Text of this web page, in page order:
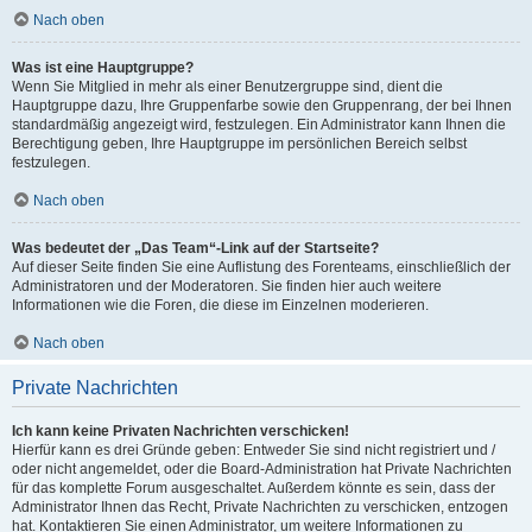
Nach oben
Was ist eine Hauptgruppe?
Wenn Sie Mitglied in mehr als einer Benutzergruppe sind, dient die
Hauptgruppe dazu, Ihre Gruppenfarbe sowie den Gruppenrang, der bei Ihnen
standardmäßig angezeigt wird, festzulegen. Ein Administrator kann Ihnen die
Berechtigung geben, Ihre Hauptgruppe im persönlichen Bereich selbst
festzulegen.
Nach oben
Was bedeutet der „Das Team“-Link auf der Startseite?
Auf dieser Seite finden Sie eine Auflistung des Forenteams, einschließlich der
Administratoren und der Moderatoren. Sie finden hier auch weitere
Informationen wie die Foren, die diese im Einzelnen moderieren.
Nach oben
Private Nachrichten
Ich kann keine Privaten Nachrichten verschicken!
Hierfür kann es drei Gründe geben: Entweder Sie sind nicht registriert und /
oder nicht angemeldet, oder die Board-Administration hat Private Nachrichten
für das komplette Forum ausgeschaltet. Außerdem könnte es sein, dass der
Administrator Ihnen das Recht, Private Nachrichten zu verschicken, entzogen
hat. Kontaktieren Sie einen Administrator, um weitere Informationen zu